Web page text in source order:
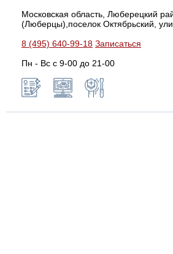
Московская область, Люберецкий
(Люберцы),поселок Октябрьский,
8 (495) 640-99-18 Записаться
Пн - Вс с 9-00 до 21-00